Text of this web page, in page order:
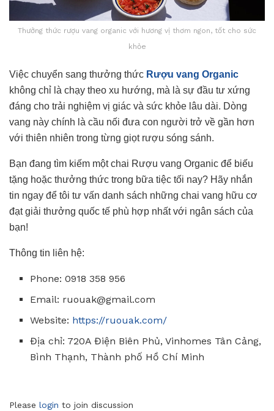
Thưởng thức rượu vang organic với hương vị thơm ngon, tốt cho sức
khỏe
Việc chuyển sang thưởng thức Rượu vang Organic
không chỉ là chạy theo xu hướng, mà là sự đầu tư xứng
đáng cho trải nghiệm vị giác và sức khỏe lâu dài. Dòng
vang này chính là cầu nối đưa con người trở về gần hơn
với thiên nhiên trong từng giọt rượu sóng sánh.
Bạn đang tìm kiếm một chai Rượu vang Organic để biếu
tặng hoặc thưởng thức trong bữa tiệc tối nay? Hãy nhắn
tin ngay để tôi tư vấn danh sách những chai vang hữu cơ
đạt giải thưởng quốc tế phù hợp nhất với ngân sách của
bạn!
Thông tin liên hệ:
Phone: 0918 358 956
Email: ruouak@gmail.com
Website: https://ruouak.com/
Địa chỉ: 720A Điện Biên Phủ, Vinhomes Tân Cảng,
Bình Thạnh, Thành phố Hồ Chí Minh
Please login to join discussion